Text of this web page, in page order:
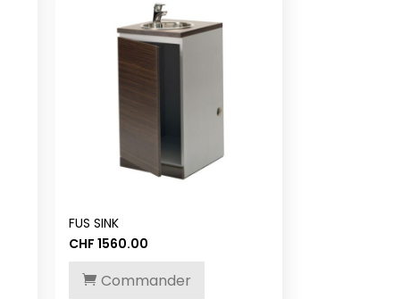
FUS SINK
CHF 1560.00
Commander